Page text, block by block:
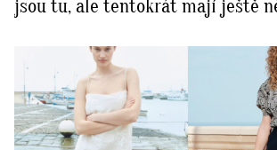
jsou tu, ale tentokrát mají ještě